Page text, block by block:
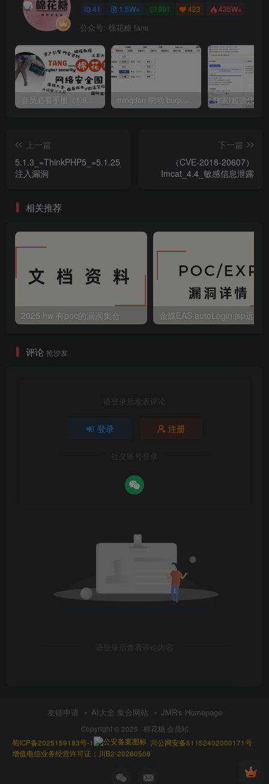
41 1.5W+ 991 423 435W+
公众号: 棉花糖 fans
会员必看手册（1.9.0版本 26.4.5更新） mingdon 明动 burp插件0.2.6版本 本地时间校验去除版
上一篇
5.1.3_=ThinkPHP5_=5.1.25_sql
注入漏洞
下一篇
（CVE-2018-20607）
Imcat_4.4_敏感信息泄露
相关推荐
2025 hw 有poc的漏洞集合
评论 抢沙发
请登录后发表评论
登录 注册
社交账号登录
请登录后查看评论内容
友链申请 AI大全 集合网站 JMR's Homepage
Copyright © 2025 · 棉花糖 会员站
蜀ICP备2025159183号-1
川公网安备51152402000171号
增值电信业务经营许可证：川B2-20260508